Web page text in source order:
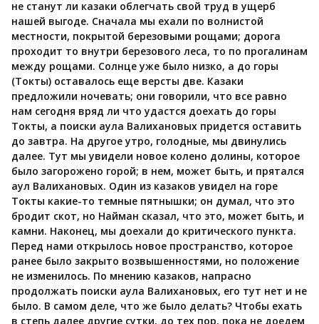
не станут ли казаки облегчать свой труд в ущерб
нашей выгоде. Сначала мы ехали по волнистой
местности, покрытой березовыми рощами; дорога
проходит то внутри березового леса, то по прогалинам
между рощами. Солнце уже было низко, а до горы
(Токты) оставалось еще версты две. Казаки
предложили ночевать; они говорили, что все равно
нам сегодня вряд ли что удастся доехать до горы
Токты, а поиски аула Валихановых придется оставить
до завтра. На другое утро, голодные, мы двинулись
далее. Тут мы увидели новое колено долины, которое
было загорожено горой; в нем, может быть, и прятался
аул Валихановых. Один из казаков увидел на горе
Токты какие-то темные пятнышки; он думал, что это
бродит скот, но Найман сказал, что это, может быть, и
камни. Наконец, мы доехали до критического пункта.
Перед нами открылось новое пространство, которое
ранее было закрыто возвышенностями, но положение
не изменилось. По мнению казаков, напрасно
продолжать поиски аула Валихановых, его тут нет и не
было. В самом деле, что же было делать? Чтобы ехать
в степь далее другие сутки, до тех пор, пока не доедем